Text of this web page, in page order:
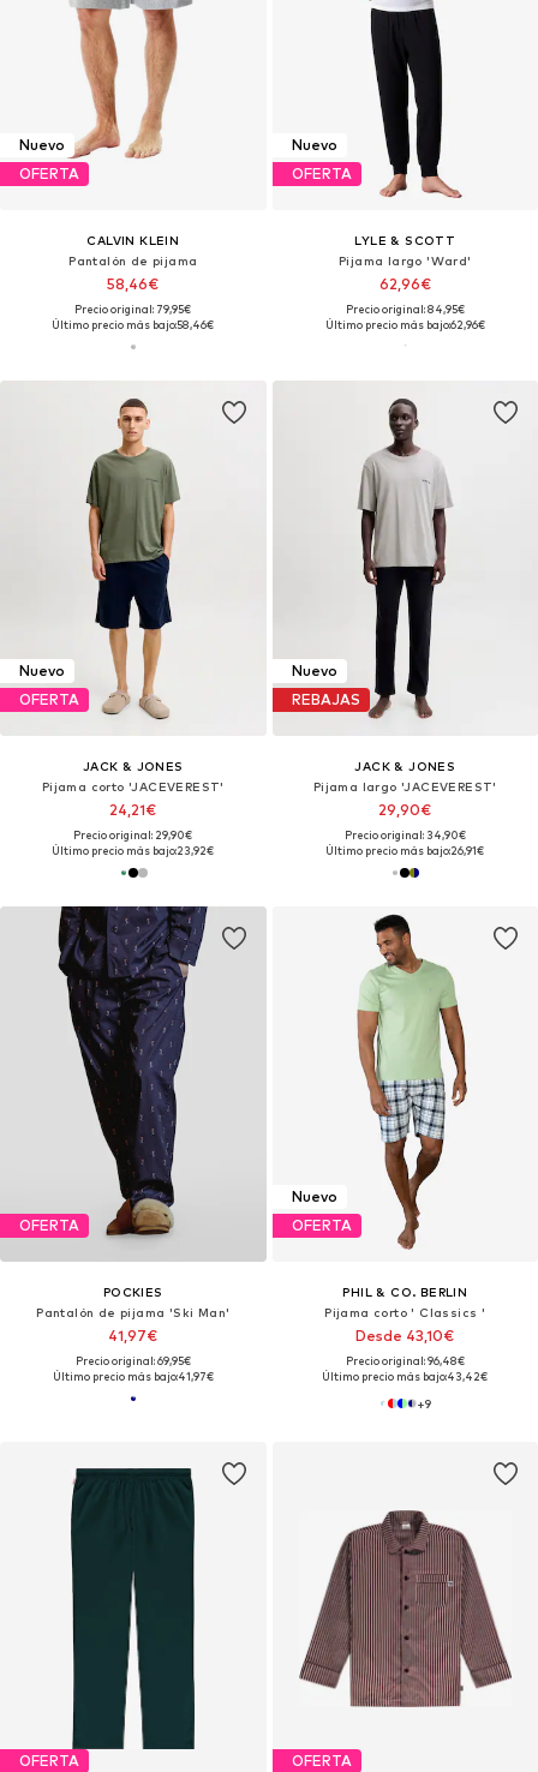
Nuevo
OFERTA
CALVIN KLEIN
Pantalón de pijama
58,46€
Precio original: 79,95€
Último precio más bajo:58,46€
Nuevo
OFERTA
LYLE & SCOTT
Pijama largo 'Ward'
62,96€
Precio original: 84,95€
Último precio más bajo:62,96€
Nuevo
OFERTA
JACK & JONES
Pijama corto 'JACEVEREST'
24,21€
Precio original: 29,90€
Último precio más bajo:23,92€
Nuevo
REBAJAS
JACK & JONES
Pijama largo 'JACEVEREST'
29,90€
Precio original: 34,90€
Último precio más bajo:26,91€
OFERTA
POCKIES
Pantalón de pijama 'Ski Man'
41,97€
Precio original: 69,95€
Último precio más bajo:41,97€
Nuevo
OFERTA
PHIL & CO. BERLIN
Pijama corto ' Classics '
Desde 43,10€
Precio original: 96,48€
Último precio más bajo:43,42€
+9
OFERTA OFERTA